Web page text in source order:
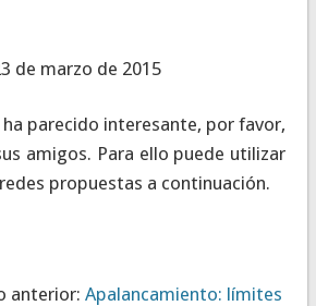
de marzo de 2015
parecido interesante, por favor,
amigos. Para ello puede utilizar
propuestas a continuación.
anterior: Apalancamiento: límites